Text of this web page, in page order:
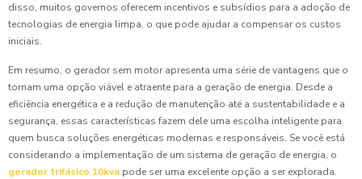
disso, muitos governos oferecem incentivos e subsídios para a adoção de
tecnologias de energia limpa, o que pode ajudar a compensar os custos
iniciais.
Em resumo, o gerador sem motor apresenta uma série de vantagens que o
tornam uma opção viável e atraente para a geração de energia. Desde a
eficiência energética e a redução de manutenção até a sustentabilidade e a
segurança, essas características fazem dele uma escolha inteligente para
quem busca soluções energéticas modernas e responsáveis. Se você está
considerando a implementação de um sistema de geração de energia, o
gerador trifásico 10kva pode ser uma excelente opção a ser explorada.